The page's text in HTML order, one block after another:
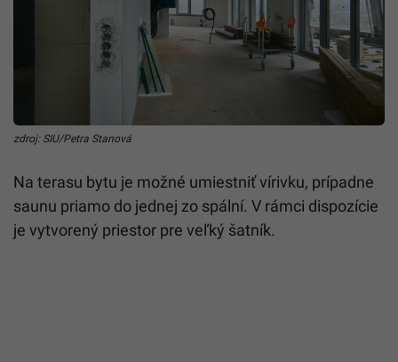
zdroj: SIU/Petra Stanová
Na terasu bytu je možné umiestniť vírivku, prípadne
saunu priamo do jednej zo spální. V rámci dispozície
je vytvorený priestor pre veľký šatník.